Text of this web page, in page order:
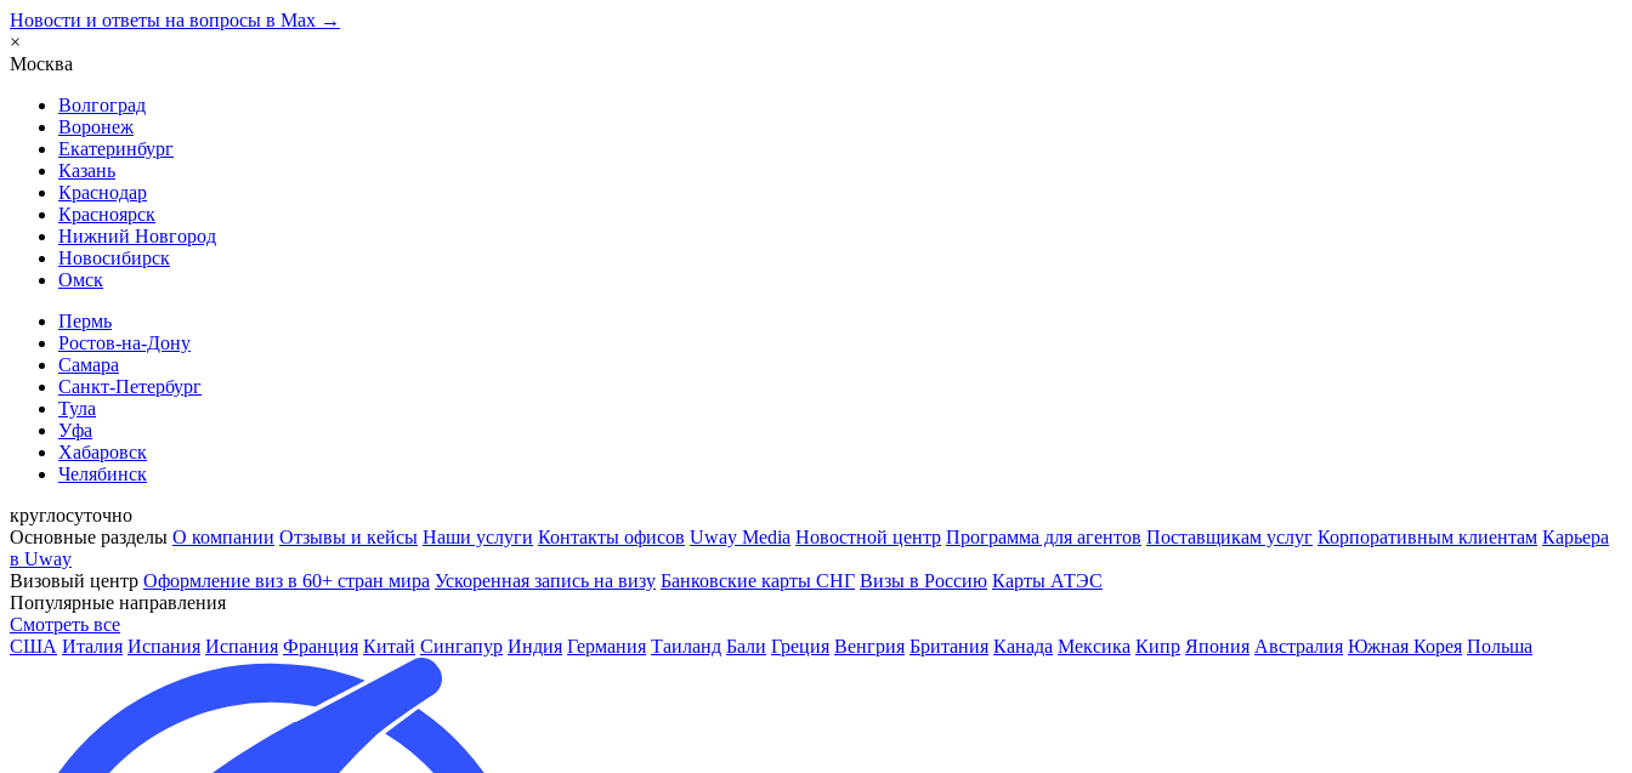
Новости и ответы на вопросы в Max →
×
Москва
Волгоград
Воронеж
Екатеринбург
Казань
Краснодар
Красноярск
Нижний Новгород
Новосибирск
Омск
Пермь
Ростов-на-Дону
Самара
Санкт-Петербург
Тула
Уфа
Хабаровск
Челябинск
круглосуточно
Основные разделы О компании Отзывы и кейсы Наши услуги Контакты офисов Uway Media Новостной центр Программа для агентов Поставщикам услуг Корпоративным клиентам Карьера
в Uway
Визовый центр Оформление виз в 60+ стран мира Ускоренная запись на визу Банковские карты СНГ Визы в Россию Карты АТЭС
Популярные направления
Смотреть все
США Италия Испания Испания Франция Китай Сингапур Индия Германия Таиланд Бали Греция Венгрия Британия Канада Мексика Кипр Япония Австралия Южная Корея Польша